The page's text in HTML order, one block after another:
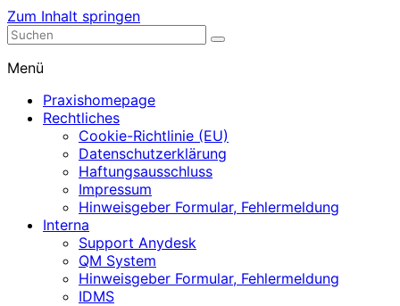
Zum Inhalt springen
Nephrologische Praxis mit Dialyse
Menü
Praxishomepage
Rechtliches
Cookie-Richtlinie (EU)
Datenschutzerklärung
Haftungsausschluss
Impressum
Hinweisgeber Formular, Fehlermeldung
Interna
Support Anydesk
QM System
Hinweisgeber Formular, Fehlermeldung
IDMS